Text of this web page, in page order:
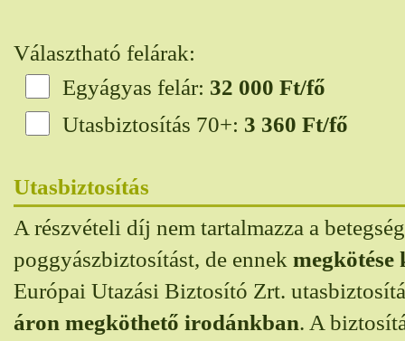
Választható felárak:
Egyágyas felár: 32 000 Ft/fő
Utasbiztosítás 70+: 3 360 Ft/fő
Utasbiztosítás
A részvételi díj nem tartalmazza a
poggyászbiztosítást, de ennek megkötése
Európai Utazási Biztosító Zrt.
áron megköthető irodánkban. A